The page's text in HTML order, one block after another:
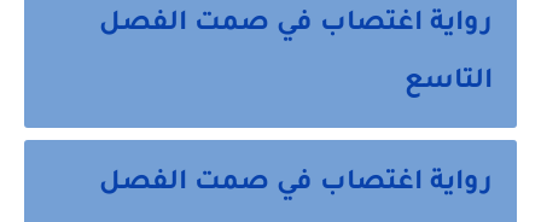
رواية اغتصاب في صمت الفصل
التاسع
رواية اغتصاب في صمت الفصل